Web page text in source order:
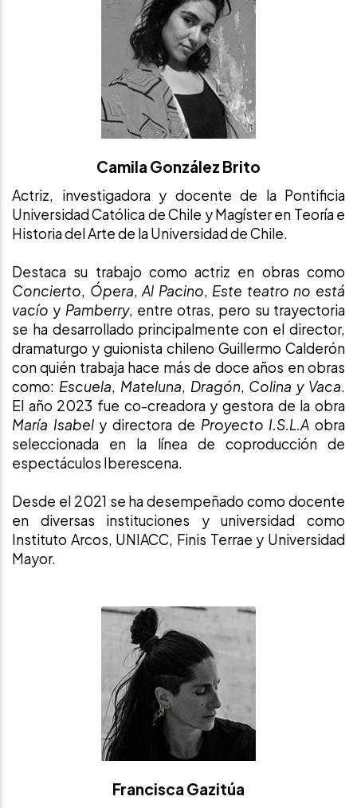
Camila González Brito
Actriz, investigadora y docente de la Pontificia
Universidad Católica de Chile y Magíster en Teoría e
Historia del Arte de la Universidad de Chile.
Destaca su trabajo como actriz en obras como
Concierto, Ópera,Al Pacino, Este teatro no está
vacío y Pamberry, entre otras, pero su trayectoria
se ha desarrollado principalmente con el director,
dramaturgo y guionista chileno Guillermo Calderón
con quién trabaja hace más de doce años en obras
como: Escuela, Mateluna, Dragón, Colina y Vaca.
El año 2023 fue co-creadora y gestora de la obra
María Isabely directora de Proyecto I.S.L.A obra
seleccionada en la línea de coproducción de
espectáculos Iberescena.
Desde el 2021 se ha desempeñado como docente
en diversas instituciones y universidad como
Instituto Arcos, UNIACC, Finis Terrae y Universidad
Mayor.
Francisca Gazitúa